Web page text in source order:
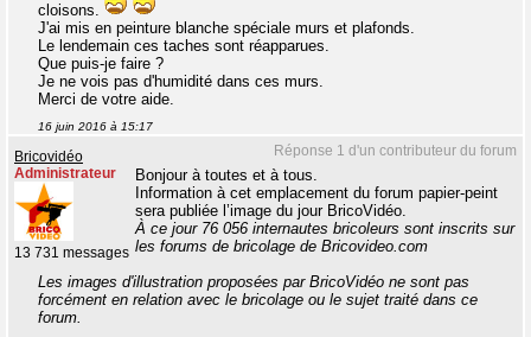
cloisons.
J'ai mis en peinture blanche spéciale murs et plafonds.
Le lendemain ces taches sont réapparues.
Que puis-je faire ?
Je ne vois pas d'humidité dans ces murs.
Merci de votre aide.
16 juin 2016 à 15:17
Réponse 1 d'un contributeur du forum
Bricovidéo
Administrateur
13 731 messages
Bonjour à toutes et à tous.
Information à cet emplacement du forum papier-peint
sera publiée l’image du jour BricoVidéo.
À ce jour 76 056 internautes bricoleurs sont inscrits sur
les forums de bricolage de Bricovideo.com
Les images d'illustration proposées par BricoVidéo ne sont pas
forcément en relation avec le bricolage ou le sujet traité dans ce
forum.